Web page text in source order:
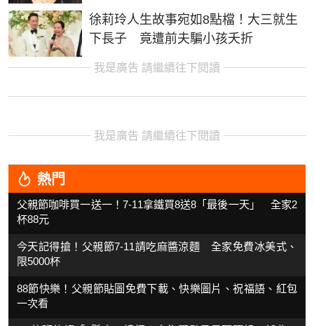
徐莉玲人生故事宛如8點檔！大三就生
下長子 竟遭前夫騙小孩夭折
我是廣告 請繼續往下閱讀
我是廣告 請繼續往下閱讀
熱門
父親節咖啡買一送一！7-11拿鐵買8送8「最後一天」 全家2
杯88元
今天記得搶！父親節7-11請吃麻醬涼麵 全家免費冰美式、
限5000杯
88節快樂！父親節貼圖免費下載、快樂圖片、祝福語、紅包
一次看